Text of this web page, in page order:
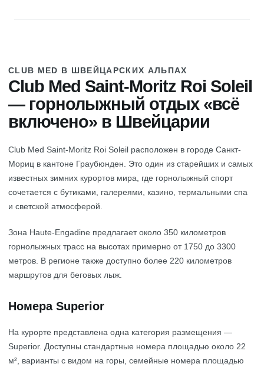
CLUB MED В ШВЕЙЦАРСКИХ АЛЬПАХ
Club Med Saint-Moritz Roi Soleil
— горнолыжный отдых «всё
включено» в Швейцарии
Club Med Saint-Moritz Roi Soleil расположен в городе Санкт-
Мориц в кантоне Граубюнден. Это один из старейших и самых
известных зимних курортов мира, где горнолыжный спорт
сочетается с бутиками, галереями, казино, термальными спа
и светской атмосферой.
Зона Haute-Engadine предлагает около 350 километров
горнолыжных трасс на высотах примерно от 1750 до 3300
метров. В регионе также доступно более 220 километров
маршрутов для беговых лыж.
Номера Superior
На курорте представлена одна категория размещения —
Superior. Доступны стандартные номера площадью около 22
м², варианты с видом на горы, семейные номера площадью